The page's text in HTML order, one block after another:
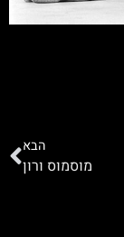
הבא
מוסמוס ורון